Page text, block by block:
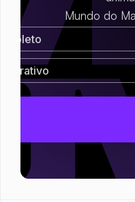
Mundo do